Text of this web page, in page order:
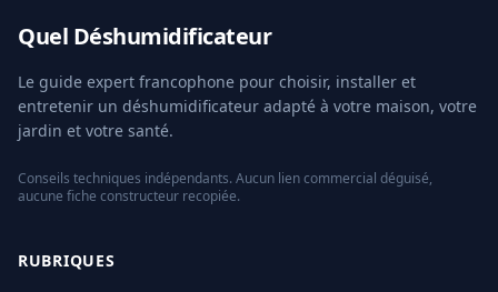
Quel Déshumidificateur
Le guide expert francophone pour choisir, installer et
entretenir un déshumidificateur adapté à votre maison, votre
jardin et votre santé.
Conseils techniques indépendants. Aucun lien commercial déguisé,
aucune fiche constructeur recopiée.
RUBRIQUES